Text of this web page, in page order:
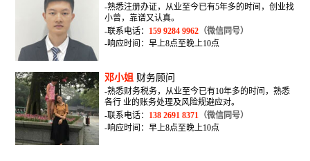
-熟悉注册办证，从业至今已有5年多的时间，创业找
小曾，靠谱又认真。
-联系电话： 159 9284 9962 （微信同号）
-响应时间：早上8点至晚上10点
邓小姐 财务顾问
-熟悉财务税务，从业至今已有10年多的时间，熟悉
各行 业的账务处理及风险规避应对。
-联系电话： 138 2691 8371 （微信同号）
-响应时间：早上8点至晚上10点